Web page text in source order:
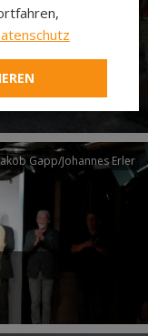
Gapp/Johannes Erler